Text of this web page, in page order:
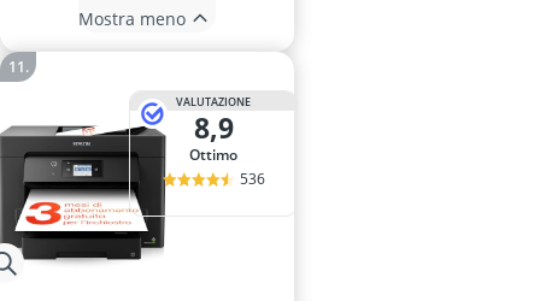
Mostra meno
VALUTAZIONE
8,9
Ottimo
536